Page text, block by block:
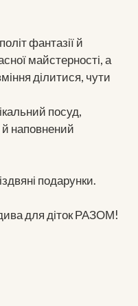
фантазії й
майстерності, а
ділитися, чути
посуд,
наповнений
подарунки.
для діток РАЗОМ!